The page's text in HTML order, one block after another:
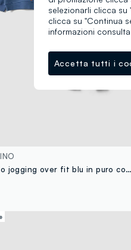
Completo jogging over fit blu in puro cotone per bimbo
selezionarli clicca
clicca su "Continua
informazioni
Accetta tutti i